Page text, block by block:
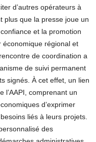
d’autres opérateurs à
plus que la presse joue un
et la promotion
économique régional et
de coordination a
de suivi permanent
signés. À cet effet, un lien
l’AAPI, comprenant un
d’exprimer
liés à leurs projets.
des